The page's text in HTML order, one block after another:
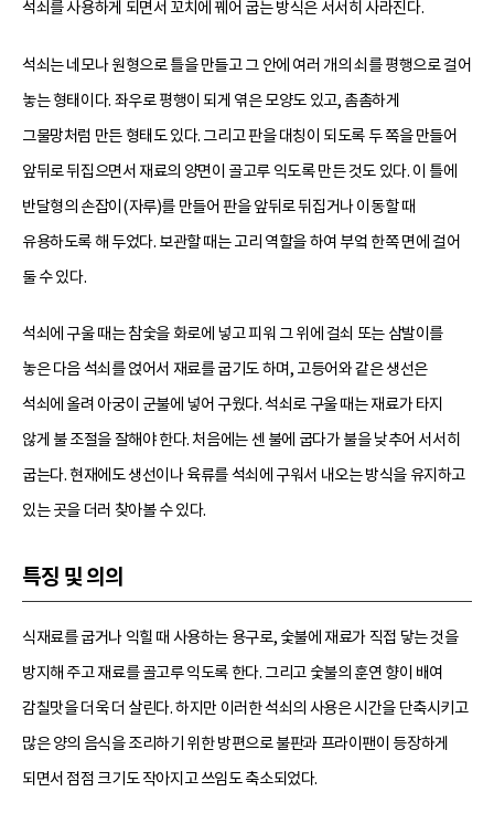
석쇠를 사용하게 되면서 꼬치에 꿰어 굽는 방식은 서서히 사라진다.
석쇠는 네모나 원형으로 틀을 만들고 그 안에 여러 개의 쇠를 평행으로 걸어
놓는 형태이다. 좌우로 평행이 되게 엮은 모양도 있고, 촘촘하게
그물망처럼 만든 형태도 있다. 그리고 판을 대칭이 되도록 두 쪽을 만들어
앞뒤로 뒤집으면서 재료의 양면이 골고루 익도록 만든 것도 있다. 이 틀에
반달형의 손잡이(자루)를 만들어 판을 앞뒤로 뒤집거나 이동할 때
유용하도록 해 두었다. 보관할 때는 고리 역할을 하여 부엌 한쪽 면에 걸어
둘 수 있다.
석쇠에 구울 때는 참숯을 화로에 넣고 피워 그 위에 걸쇠 또는 삼발이를
놓은 다음 석쇠를 얹어서 재료를 굽기도 하며, 고등어와 같은 생선은
석쇠에 올려 아궁이 군불에 넣어 구웠다. 석쇠로 구울 때는 재료가 타지
않게 불 조절을 잘해야 한다. 처음에는 센 불에 굽다가 불을 낮추어 서서히
굽는다. 현재에도 생선이나 육류를 석쇠에 구워서 내오는 방식을 유지하고
있는 곳을 더러 찾아볼 수 있다.
특징 및 의의
식재료를 굽거나 익힐 때 사용하는 용구로, 숯불에 재료가 직접 닿는 것을
방지해 주고 재료를 골고루 익도록 한다. 그리고 숯불의 훈연 향이 배여
감칠맛을 더욱 더 살린다. 하지만 이러한 석쇠의 사용은 시간을 단축시키고
많은 양의 음식을 조리하기 위한 방편으로 불판과 프라이팬이 등장하게
되면서 점점 크기도 작아지고 쓰임도 축소되었다.